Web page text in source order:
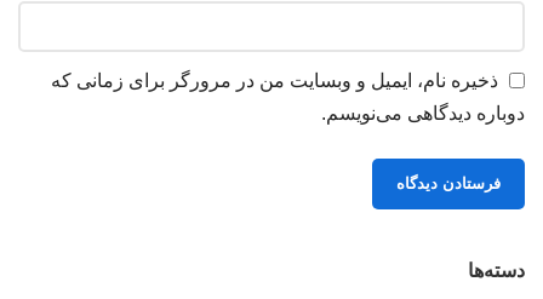
ذخیره نام، ایمیل و وبسایت من در مرورگر برای زمانی که
دوباره دیدگاهی می‌نویسم.
دسته‌ها